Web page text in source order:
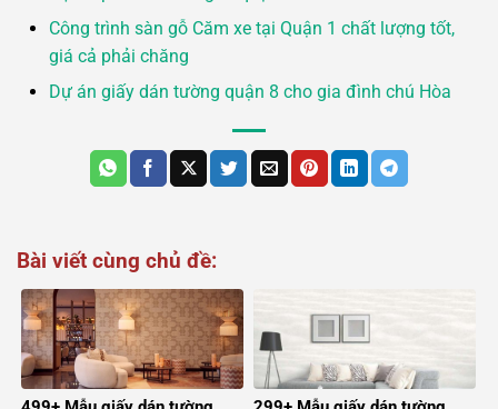
Công trình sàn gỗ Căm xe tại Quận 1 chất lượng tốt,
giá cả phải chăng
Dự án giấy dán tường quận 8 cho gia đình chú Hòa
Bài viết cùng chủ đề: